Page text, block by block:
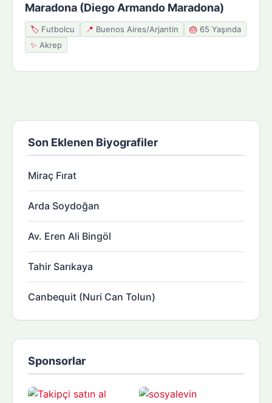
Maradona (Diego Armando Maradona)
🏷️ Futbolcu 📍 Buenos Aires/Arjantin 🎂 65 Yaşında
✨ Akrep
Son Eklenen Biyografiler
Miraç Fırat
Arda Soydoğan
Av. Eren Ali Bingöl
Tahir Sarıkaya
Canbequit (Nuri Can Tolun)
Sponsorlar